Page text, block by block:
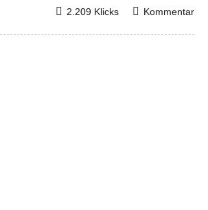
Kommentar
2.209 Klicks